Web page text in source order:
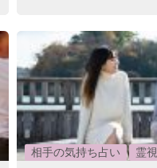
相手の気持ち占い
霊視